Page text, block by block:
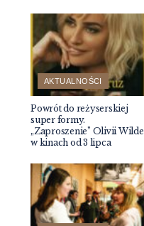
AKTUALNOŚCI
Powrót do reżyserskiej
super formy.
„Zaproszenie” Olivii Wilde
w kinach od 3 lipca